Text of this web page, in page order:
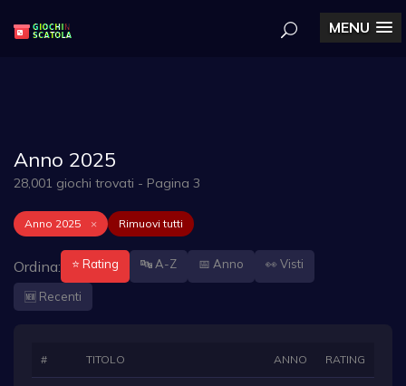
MENU
Anno 2025
28,001 giochi trovati - Pagina 3
Anno 2025 × Rimuovi tutti
Ordina: ⭐ Rating 🔤 A-Z 📅 Anno 👀 Visti
🆕 Recenti
# TITOLO ANNO RATING